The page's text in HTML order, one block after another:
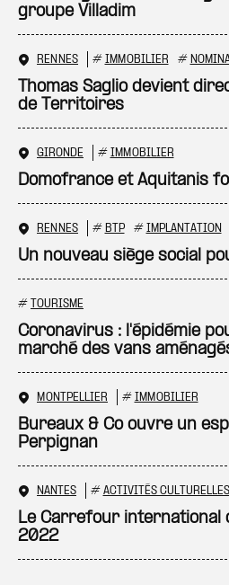
groupe Villadim
RENNES # IMMOBILIER #
Thomas Saglio devient
de Territoires
GIRONDE # IMMOBILIER
Domofrance et Aquitanis
RENNES # BTP # IMPLANTATION
Un nouveau siège social
# TOURISME
Coronavirus : l'épidémie
marché des vans
MONTPELLIER # IMMOBILIER
Bureaux & Co ouvre un
Perpignan
NANTES # ACTIVITÉS
Le Carrefour international
2022